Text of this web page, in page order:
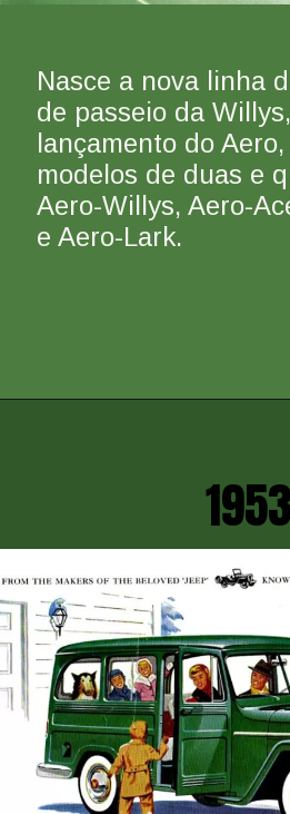
Nasce a nova linha
de passeio da
lançamento do
modelos de duas e
Aero-Willys, Aero-
e Aero-Lark.
1953